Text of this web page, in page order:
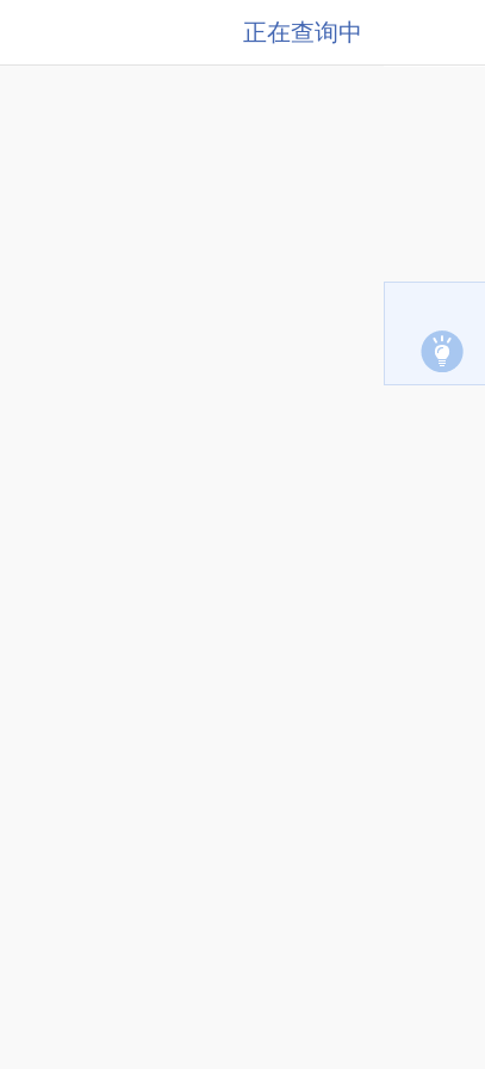
正在查询中